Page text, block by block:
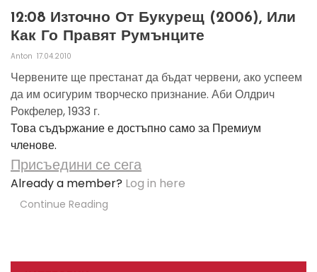
12:08 Източно От Букурещ (2006), Или
Как Го Правят Румънците
Anton 17.04.2010
Червените ще престанат да бъдат червени, ако успеем
да им осигурим творческо признание. Аби Олдрич
Рокфелер, 1933 г.
Това съдържание е достъпно само за Премиум
членове.
Присъедини се сега
Already a member? Log in here
Continue Reading